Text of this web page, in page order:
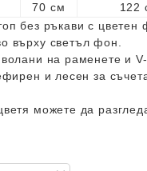
70 см
122
без ръкави с
върху светъл фон.
на раменете и
и лесен за
можете да